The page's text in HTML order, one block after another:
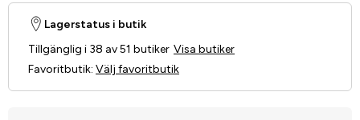
Lagerstatus i butik
Tillgänglig i 38 av 51 butiker Visa butiker
Favoritbutik: Välj favoritbutik